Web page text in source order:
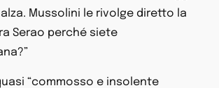
Mussolini le rivolge diretto la
Serao perché siete
“commosso e insolente